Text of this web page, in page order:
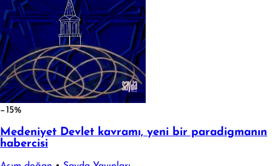
−15%
Medeniyet Devlet kavramı, yeni bir paradigmanın
habercisi